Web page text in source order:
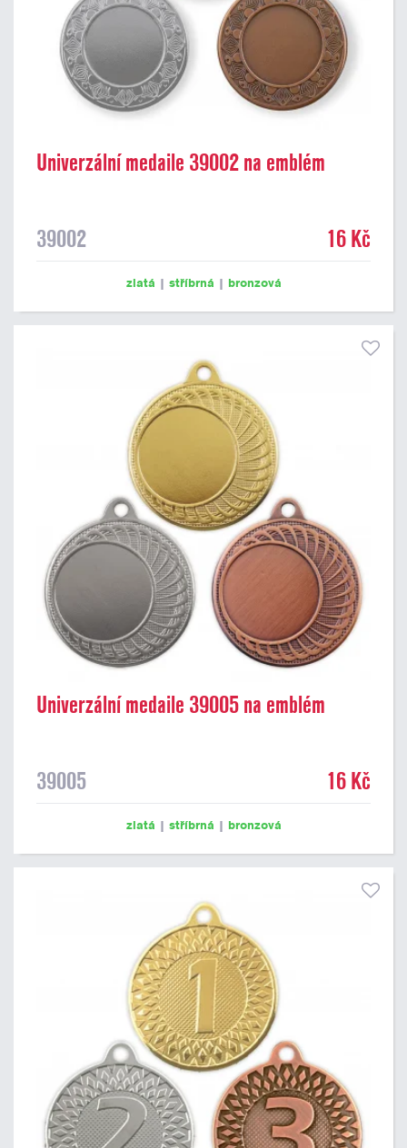
Univerzální medaile 39002 na emblém
39002 16 Kč
zlatá | stříbrná | bronzová
Univerzální medaile 39005 na emblém
39005 16 Kč
zlatá | stříbrná | bronzová